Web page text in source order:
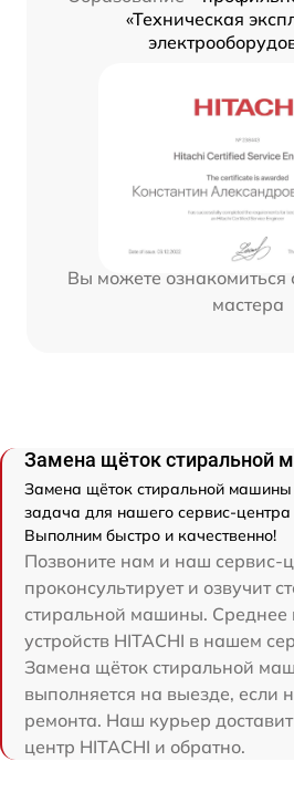
«Техническая
Вы можете ознакомиться
мастера
Замена щёток стиральной
Замена щёток стиральной
задача для нашего сервис-
Выполним быстро и качественно!
Позвоните нам и наш сервис-
проконсультирует и озвучит
стиральной машины. Среднее
устройств HITACHI в нашем
Замена щёток стиральной
выполняется на выезде, если
ремонта. Наш курьер
центр HITACHI и обратно.